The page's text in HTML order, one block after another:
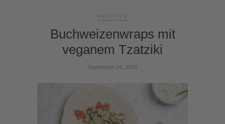
REZEPTE
Buchweizenwraps mit
veganem Tzatziki
September 24, 2020